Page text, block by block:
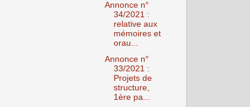
Annonce n°
34/2021 :
relative aux
mémoires et
orau...
Annonce n°
33/2021 :
Projets de
structure,
1ère pa...